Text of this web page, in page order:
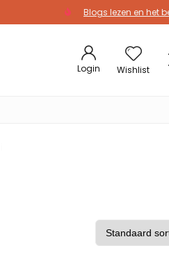
Blogs lezen en het
Login Wishlist